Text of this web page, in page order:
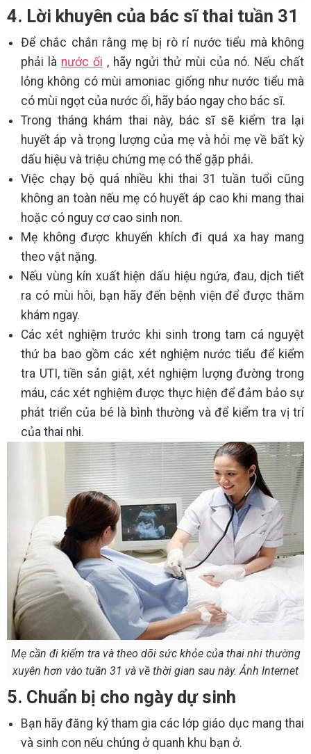
4. Lời khuyên của bác sĩ thai tuần 31
Để chắc chắn rằng mẹ bị rò rỉ nước tiểu mà không
phải là nước ối , hãy ngửi thử mùi của nó. Nếu chất
lỏng không có mùi amoniac giống như nước tiểu mà
có mùi ngọt của nước ối, hãy báo ngay cho bác sĩ.
Trong tháng khám thai này, bác sĩ sẽ kiểm tra lại
huyết áp và trọng lượng của mẹ và hỏi mẹ về bất kỳ
dấu hiệu và triệu chứng mẹ có thể gặp phải.
Việc chạy bộ quá nhiều khi thai 31 tuần tuổi cũng
không an toàn nếu mẹ có huyết áp cao khi mang thai
hoặc có nguy cơ cao sinh non.
Mẹ không được khuyến khích đi quá xa hay mang
theo vật nặng.
Nếu vùng kín xuất hiện dấu hiệu ngứa, đau, dịch tiết
ra có mùi hôi, bạn hãy đến bệnh viện để được thăm
khám ngay.
Các xét nghiệm trước khi sinh trong tam cá nguyệt
thứ ba bao gồm các xét nghiệm nước tiểu để kiểm
tra UTI, tiền sản giật, xét nghiệm lượng đường trong
máu, các xét nghiệm được thực hiện để đảm bảo sự
phát triển của bé là bình thường và để kiểm tra vị trí
của thai nhi.
Mẹ cần đi kiểm tra và theo dõi sức khỏe của thai nhi thường
xuyên hơn vào tuần 31 và về thời gian sau này. Ảnh Internet
5. Chuẩn bị cho ngày dự sinh
Bạn hãy đăng ký tham gia các lớp giáo dục mang thai
và sinh con nếu chúng ở quanh khu bạn ở.